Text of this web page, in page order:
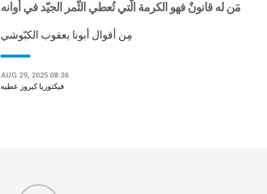
مَن له قانونٌ فهو الكرمة الّتي تُعطي الثّمر الجيّد في أوانه
مِن أقوال أبونا يعقوب الكبّوشي
AUG 29, 2025 08:36
فيكتوريا كيروز عطيه